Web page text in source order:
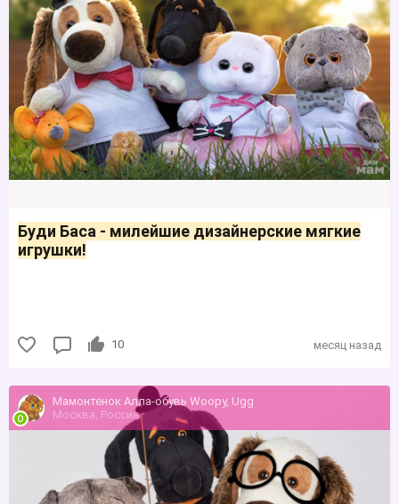
Буди Баса - милейшие дизайнерские мягкие
игрушки!
10 месяц назад
Мамонтенок Алла-обувь Woopy, Ugg
Москва, Россия